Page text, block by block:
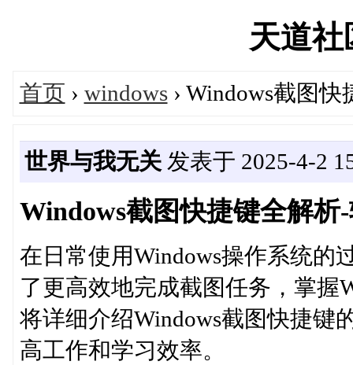
天道
首页 › windows› Windows截图
世界与我无关发表于 2025-4-2
Windows截图快捷键全解
在日常使用Windows操作系统的
了更高效地完成截图任务，掌握
将详细介绍Windows截图快捷键
高工作和学习效率。